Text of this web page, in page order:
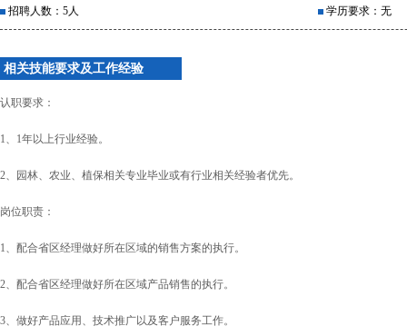
招聘人数：5人
学历要求：无
相关技能要求及工作经验
认职要求：
1、1年以上行业经验。
2、园林、农业、植保相关专业毕业或有行业相关经验者优先。
岗位职责：
1、配合省区经理做好所在区域的销售方案的执行。
2、配合省区经理做好所在区域产品销售的执行。
3、做好产品应用、技术推广以及客户服务工作。